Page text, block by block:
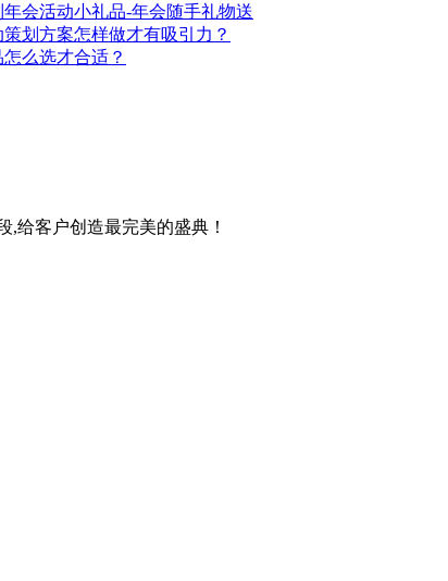
会活动小礼品-年会随手礼物送
划方案怎样做才有吸引力？
么选才合适？
给客户创造最完美的盛典！